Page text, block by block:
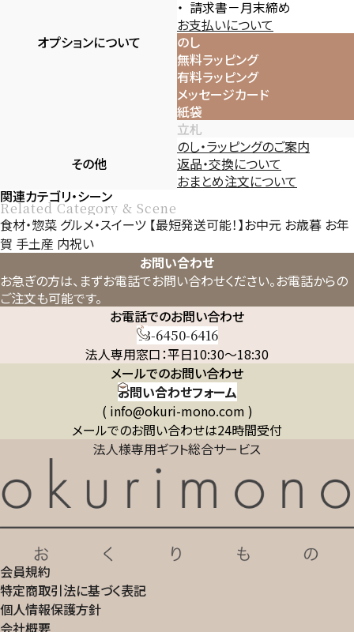
請求書－月末締め
お支払いについて
オプションについて
のし
無料ラッピング
有料ラッピング
メッセージカード
紙袋
立札
のし・ラッピングのご案内
その他
返品・交換について
おまとめ注文について
関連カテゴリ・シーン
Related Category & Scene
食材・惣菜 グルメ・スイーツ 【最短発送可能！】お中元 お歳暮 お年
賀 手土産 内祝い
お問い合わせ
お急ぎの方は、まずお電話でお問い合わせください。お電話からの
ご注文も可能です。
お電話でのお問い合わせ
03-6450-6416
法人専用窓口：平日10:30～18:30
メールでのお問い合わせ
お問い合わせフォーム
( info@okuri-mono.com )
メールでのお問い合わせは24時間受付
法人様専用ギフト総合サービス
会員規約
特定商取引法に基づく表記
個人情報保護方針
会社概要